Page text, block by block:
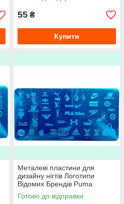
55 ₴
Купити
Металеві пластини для
дизайну нігтів Логотипи
Відомих Брендів Puma
Reebok Nike Стемпинг
пластини
Готово до відправки